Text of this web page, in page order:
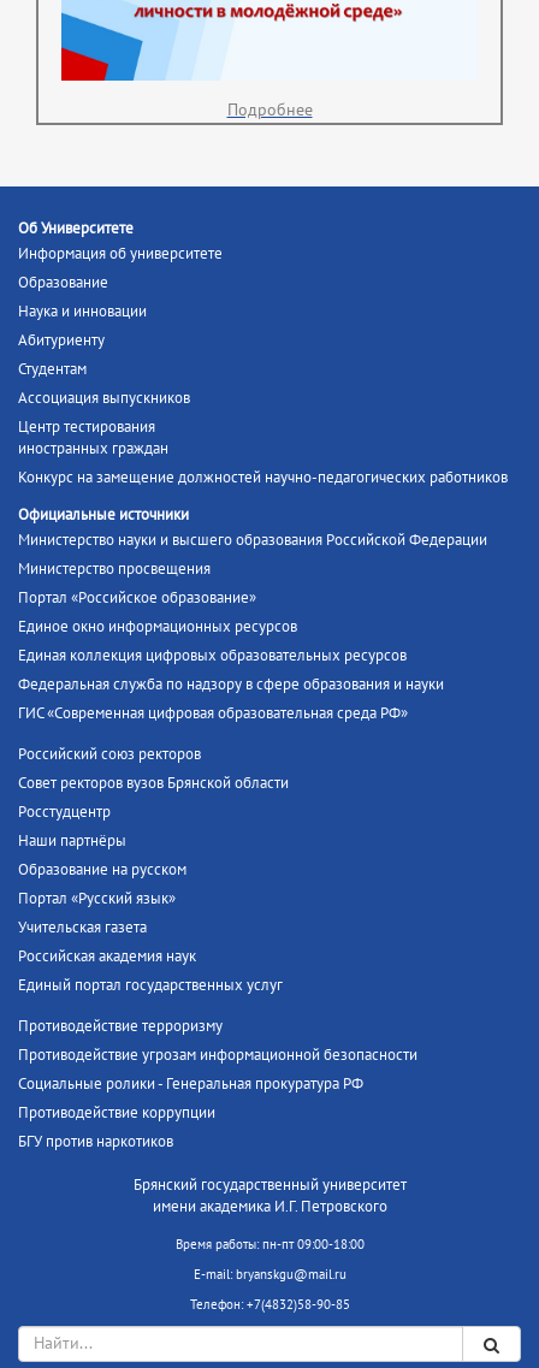
Подробнее
Об Университете
Информация об университете
Образование
Наука и инновации
Абитуриенту
Студентам
Ассоциация выпускников
Центр тестирования
иностранных граждан
Конкурс на замещение должностей научно-педагогических работников
Официальные источники
Министерство науки и высшего образования Российской Федерации
Министерство просвещения
Портал «Российское образование»
Единое окно информационных ресурсов
Единая коллекция цифровых образовательных ресурсов
Федеральная служба по надзору в сфере образования и науки
ГИС «Современная цифровая образовательная среда РФ»
Российский союз ректоров
Совет ректоров вузов Брянской области
Росстудцентр
Наши партнёры
Образование на русском
Портал «Русский язык»
Учительская газета
Российская академия наук
Единый портал государственных услуг
Противодействие терроризму
Противодействие угрозам информационной безопасности
Социальные ролики - Генеральная прокуратура РФ
Противодействие коррупции
БГУ против наркотиков
Брянский государственный университет
имени академика И.Г. Петровского
Время работы: пн-пт 09:00-18:00
E-mail: bryanskgu@mail.ru
Телефон: +7(4832)58-90-85